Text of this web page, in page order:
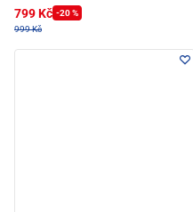
799 Kč -20 %
999 Kč